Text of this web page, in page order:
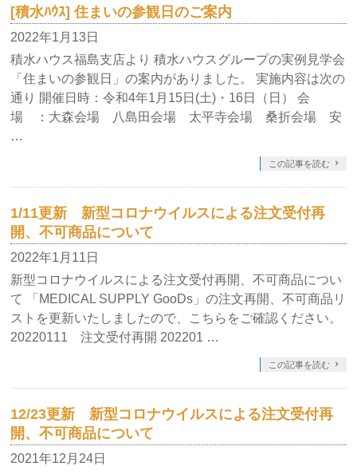
[積水ﾊｳｽ] 住まいの参観日のご案内
2022年1月13日
積水ハウス福島支店より 積水ハウスグループの実例見学会
「住まいの参観日」の案内がありました。 実施内容は次の
通り 開催日時：令和4年1月15日(土)・16日（日） 会
場 ：大森会場 八島田会場 太平寺会場 桑折会場 安
…
この記事を読む
1/11更新 新型コロナウイルスによる注文受付再
開、不可商品について
2022年1月11日
新型コロナウイルスによる注文受付再開、不可商品につい
て 「MEDICAL SUPPLY GooDs」の注文再開、不可商品リ
ストを更新いたしましたので、こちらをご確認ください。
20220111 注文受付再開 202201 …
この記事を読む
12/23更新 新型コロナウイルスによる注文受付再
開、不可商品について
2021年12月24日